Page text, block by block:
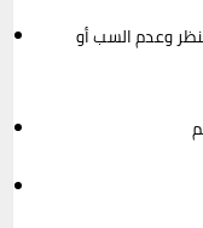
وعدم السب أو